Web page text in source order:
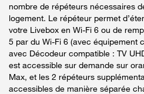
nombre de répéteurs nécessaires
logement. Le répéteur permet
votre Livebox en Wi-Fi 6 ou de
5 par du Wi-Fi 6 (avec équipement
avec Décodeur compatible : TV
est accessible sur demande sur
Max, et les 2 répéteurs
accessibles de manière séparée